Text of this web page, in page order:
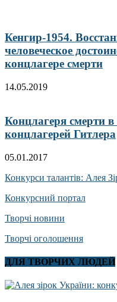
Кенгир-1954.
человеческое
концлагере смерти
14.05.2019
Концлагеря смерти
концлагерей Гитлера
05.01.2017
Конкурси талантів: Алея
Конкурсний портал
Творчі новини
Творчі оголошення
ДЛЯ ТВОРЧИХ ЛЮДЕЙ